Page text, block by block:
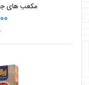
مکعب های جادویی